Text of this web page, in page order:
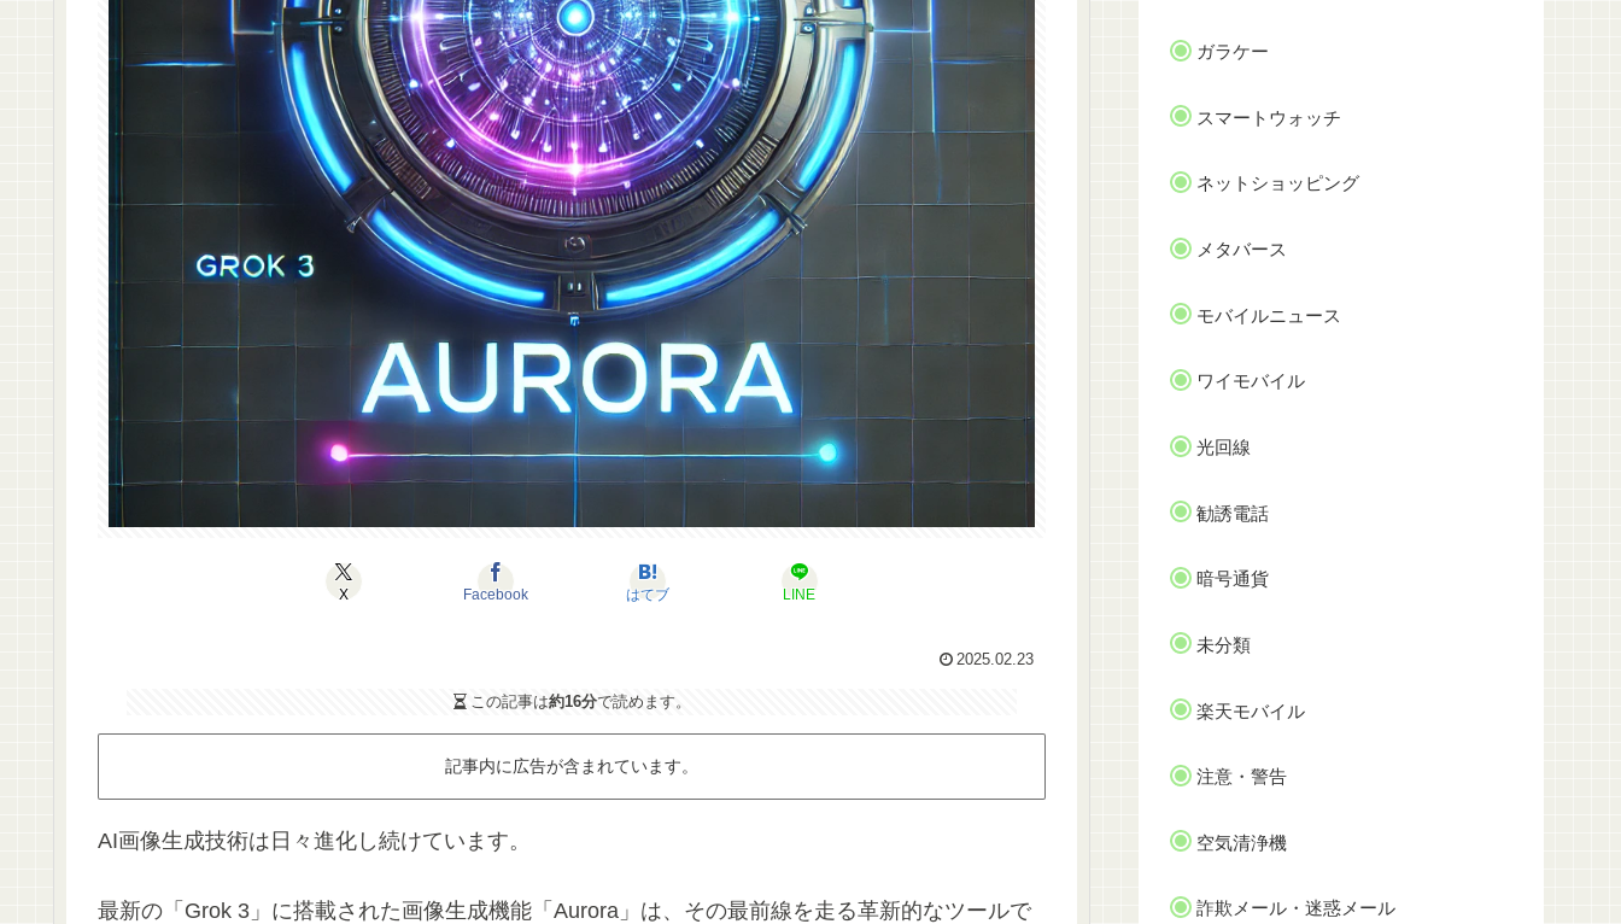
X Facebook はてブ LINE
2025.02.23
この記事は約16分で読めます。
記事内に広告が含まれています。
AI画像生成技術は日々進化し続けています。
最新の「Grok 3」に搭載された画像生成機能「Aurora」は、その最前線を走る革新的なツールで
ガラケー
スマートウォッチ
ネットショッピング
メタバース
モバイルニュース
ワイモバイル
光回線
勧誘電話
暗号通貨
未分類
楽天モバイル
注意・警告
空気清浄機
詐欺メール・迷惑メール